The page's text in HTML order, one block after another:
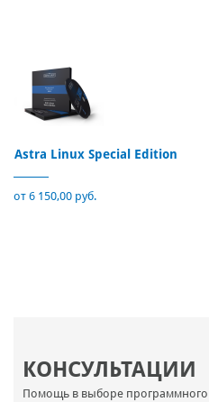
КОНСУЛЬТАЦИИ
Помощь в выборе программного
Astra Linux Special Edition
от 6 150,00 руб.